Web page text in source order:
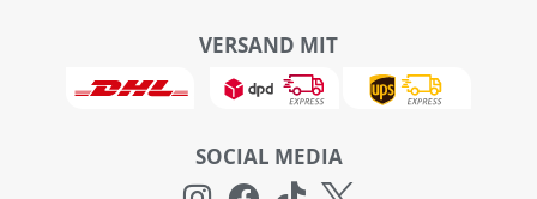
VERSAND MIT
SOCIAL MEDIA